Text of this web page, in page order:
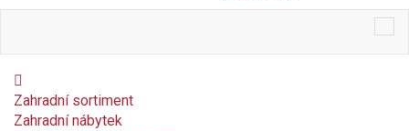
Zahradní sortiment
Zahradní nábytek